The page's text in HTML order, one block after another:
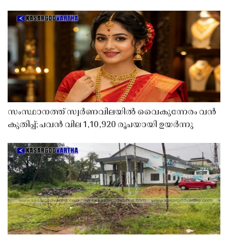
സംസ്ഥാനത്ത് സ്വർണവിലയിൽ വൈകുന്നേരം വൻ
കുതിപ്പ്; പവൻ വില 1,10,920 രൂപയായി ഉയർന്നു